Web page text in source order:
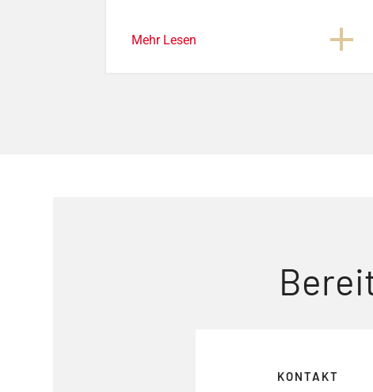
Mehr Lesen
KONTAKT